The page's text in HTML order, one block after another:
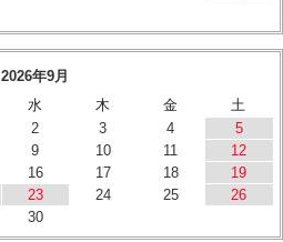
2026年9月
水 木 金
土
2 3 4
5
9 10 11
12
16 17 18
19
23 24 25
26
30